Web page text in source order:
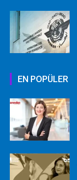
EN POPÜLER